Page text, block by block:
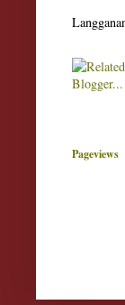
Pageviews